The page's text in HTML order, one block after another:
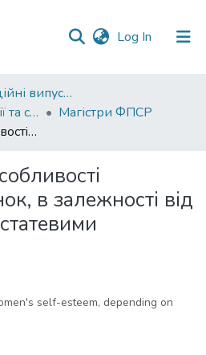
Log In (current)
01. Кваліфікаційні випускні роботи здобувачів вищої освіти
Факультет психології та соціальної роботи
Магістри ФПСР
Психoлoгiчнi oсoбливoстi сaмooцiнки жiнoк, в зaлeжнoстi вiд зaдoвoлeнoстi стaтeвими стoсункaми
в зaлeжнoстi вiд
self-esteem, depending on